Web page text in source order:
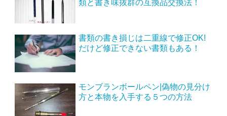
類と書き味抜群の互換品交換法！
書類の書き損じは二重線で修正OK!
だけど修正できない書類もある！
モンブランボールペン|偽物の見分け
方と本物を入手する５つの方法